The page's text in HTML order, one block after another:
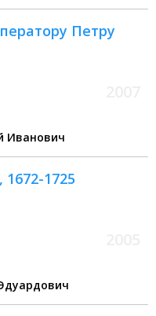
Петру
Иванович
1725